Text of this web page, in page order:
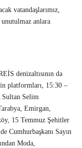
vatandaşlarımız,
unutulmaz anlara
denizaltısının da
platformları, 15:30 –
Sultan Selim
Emirgan,
15 Temmuz Şehitler
Cumhurbaşkanı Sayın
Moda,